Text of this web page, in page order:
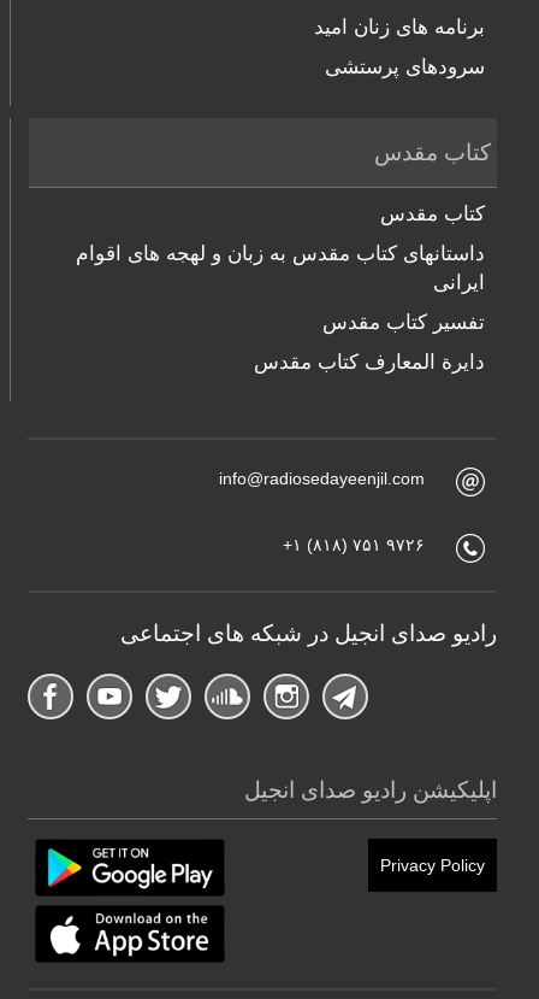
برنامه های زنان امید
سرودهای پرستشی
کتاب مقدس
کتاب مقدس
داستانهای کتاب مقدس به زبان و لهجه های اقوام
ایرانی
تفسیر کتاب مقدس
دایرة المعارف کتاب مقدس
info@radiosedayeenjil.com
+۱ (۸۱۸) ۷۵۱ ۹۷۲۶
رادیو صدای انجیل در شبکه های اجتماعی
اپلیکیشن رادیو صدای انجیل
Privacy Policy